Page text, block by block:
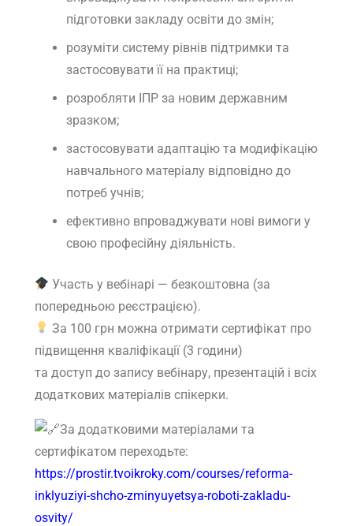
підготовки закладу освіти до змін;
розуміти систему рівнів підтримки та
застосовувати її на практиці;
розробляти ІПР за новим державним
зразком;
застосовувати адаптацію та модифікацію
навчального матеріалу відповідно до
потреб учнів;
ефективно впроваджувати нові вимоги у
свою професійну діяльність.
Участь у вебінарі — безкоштовна (за
попередньою реєстрацією).
За 100 грн можна отримати сертифікат про
підвищення кваліфікації (3 години)
та доступ до запису вебінару, презентацій і всіх
додаткових матеріалів спікерки.
За додатковими матеріалами та
сертифікатом переходьте:
https://prostir.tvoikroky.com/courses/reforma-
inklyuziyi-shcho-zminyuyetsya-roboti-zakladu-
osvity/